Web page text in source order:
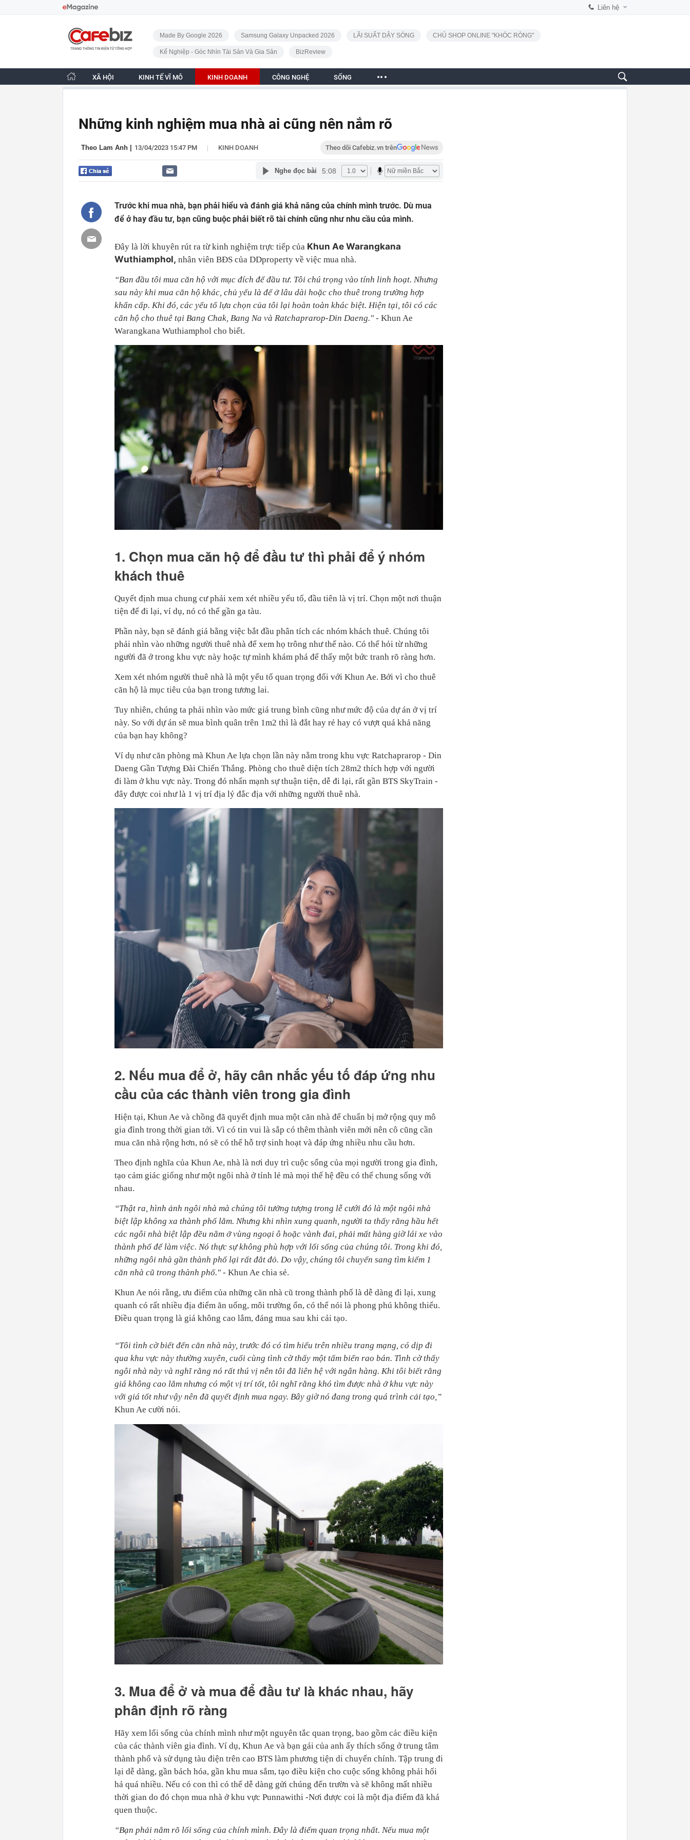
Liên hệ
CafeBiz - Trang chủ
Made By Google 2026 Samsung Galaxy Unpacked 2026 LÃI SUẤT DẬY SÓNG CHỦ SHOP ONLINE "KHÓC RÒNG"
Kế Nghiệp - Góc Nhìn Tài Sản Và Gia Sản BizReview
XÃ HỘI KINH TẾ VĨ MÔ KINH DOANH CÔNG NGHỆ SỐNG
Những kinh nghiệm mua nhà ai cũng nên nắm rõ
Theo Lam Anh 13/04/2023 15:47 PM | KINH DOANH Theo dõi Cafebiz.vn trên
Nghe đọc bài 5:08
Trước khi mua nhà, bạn phải hiểu và đánh giá khả năng của chính mình trước. Dù mua
để ở hay đầu tư, bạn cũng buộc phải biết rõ tài chính cũng như nhu cầu của mình.
Đây là lời khuyên rút ra từ kinh nghiệm trực tiếp của Khun Ae Warangkana
Wuthiamphol, nhân viên BĐS của DDproperty về việc mua nhà.
“Ban đầu tôi mua căn hộ với mục đích để đầu tư. Tôi chú trọng vào tính linh hoạt. Nhưng
sau này khi mua căn hộ khác, chủ yếu là để ở lâu dài hoặc cho thuê trong trường hợp
khẩn cấp. Khi đó, các yếu tố lựa chọn của tôi lại hoàn toàn khác biệt. Hiện tại, tôi có các
căn hộ cho thuê tại Bang Chak, Bang Na và Ratchaprarop-Din Daeng." - Khun Ae
Warangkana Wuthiamphol cho biết.
1. Chọn mua căn hộ để đầu tư thì phải để ý nhóm
khách thuê
Quyết định mua chung cư phải xem xét nhiều yếu tố, đầu tiên là vị trí. Chọn một nơi thuận
tiện để đi lại, ví dụ, nó có thể gần ga tàu.
Phần này, bạn sẽ đánh giá bằng việc bắt đầu phân tích các nhóm khách thuê. Chúng tôi
phải nhìn vào những người thuê nhà để xem họ trông như thế nào. Có thể hỏi từ những
người đã ở trong khu vực này hoặc tự mình khám phá để thấy một bức tranh rõ ràng hơn.
Xem xét nhóm người thuê nhà là một yếu tố quan trọng đối với Khun Ae. Bởi vì cho thuê
căn hộ là mục tiêu của bạn trong tương lai.
Tuy nhiên, chúng ta phải nhìn vào mức giá trung bình cũng như mức độ của dự án ở vị trí
này. So với dự án sẽ mua bình quân trên 1m2 thì là đắt hay rẻ hay có vượt quá khả năng
của bạn hay không?
Ví dụ như căn phòng mà Khun Ae lựa chọn lần này nằm trong khu vực Ratchaprarop - Din
Daeng Gần Tượng Đài Chiến Thắng. Phòng cho thuê diện tích 28m2 thích hợp với người
đi làm ở khu vực này. Trong đó nhấn mạnh sự thuận tiện, dễ đi lại, rất gần BTS SkyTrain -
đây được coi như là 1 vị trí địa lý đắc địa với những người thuê nhà.
2. Nếu mua để ở, hãy cân nhắc yếu tố đáp ứng nhu
cầu của các thành viên trong gia đình
Hiện tại, Khun Ae và chồng đã quyết định mua một căn nhà để chuẩn bị mở rộng quy mô
gia đình trong thời gian tới. Vì có tin vui là sắp có thêm thành viên mới nên cô cũng cần
mua căn nhà rộng hơn, nó sẽ có thể hỗ trợ sinh hoạt và đáp ứng nhiều nhu cầu hơn.
Theo định nghĩa của Khun Ae, nhà là nơi duy trì cuộc sống của mọi người trong gia đình,
tạo cảm giác giống như một ngôi nhà ở tỉnh lẻ mà mọi thế hệ đều có thể chung sống với
nhau.
“Thật ra, hình ảnh ngôi nhà mà chúng tôi tưởng tượng trong lễ cưới đó là một ngôi nhà
biệt lập không xa thành phố lắm. Nhưng khi nhìn xung quanh, người ta thấy rằng hầu hết
các ngôi nhà biệt lập đều nằm ở vùng ngoại ô hoặc vành đai, phải mất hàng giờ lái xe vào
thành phố để làm việc. Nó thực sự không phù hợp với lối sống của chúng tôi. Trong khi đó,
những ngôi nhà gần thành phố lại rất đắt đỏ. Do vậy, chúng tôi chuyển sang tìm kiếm 1
căn nhà cũ trong thành phố." - Khun Ae chia sẻ.
Khun Ae nói rằng, ưu điểm của những căn nhà cũ trong thành phố là dễ dàng đi lại, xung
quanh có rất nhiều địa điểm ăn uống, môi trường ổn, có thể nói là phong phú không thiếu.
Điều quan trọng là giá không cao lắm, đáng mua sau khi cải tạo.
“Tôi tình cờ biết đến căn nhà này, trước đó có tìm hiểu trên nhiều trang mạng, có dịp đi
qua khu vực này thường xuyên, cuối cùng tình cờ thấy một tấm biển rao bán. Tình cờ thấy
ngôi nhà này và nghĩ rằng nó rất thú vị nên tôi đã liên hệ với ngân hàng. Khi tôi biết rằng
giá không cao lắm nhưng có một vị trí tốt, tôi nghĩ rằng khó tìm được nhà ở khu vực này
với giá tốt như vậy nên đã quyết định mua ngay. Bây giờ nó đang trong quá trình cải tạo,”
Khun Ae cười nói.
3. Mua để ở và mua để đầu tư là khác nhau, hãy
phân định rõ ràng
Hãy xem lối sống của chính mình như một nguyên tắc quan trọng, bao gồm các điều kiện
của các thành viên gia đình. Ví dụ, Khun Ae và bạn gái của anh ấy thích sống ở trung tâm
thành phố và sử dụng tàu điện trên cao BTS làm phương tiện di chuyển chính. Tập trung đi
lại dễ dàng, gần bách hóa, gần khu mua sắm, tạo điều kiện cho cuộc sống không phải hối
hả quá nhiều. Nếu có con thì có thể dễ dàng gửi chúng đến trườn và sẽ không mất nhiều
thời gian do đó chọn mua nhà ở khu vực Punnawithi -Nơi được coi là một địa điểm đã khá
quen thuộc.
“Bạn phải nắm rõ lối sống của chính mình. Đây là điểm quan trọng nhất. Nếu mua một